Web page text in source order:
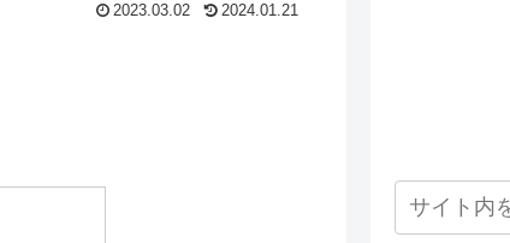
2023.03.02 2024.01.21